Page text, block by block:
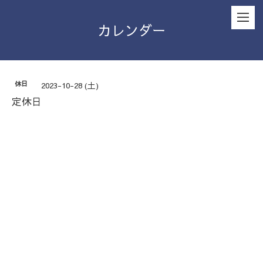
カレンダー
休日 2023-10-28 (土)
定休日